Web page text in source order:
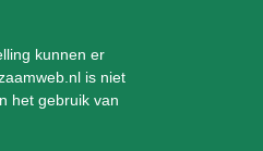
kunnen er
is niet
het gebruik van